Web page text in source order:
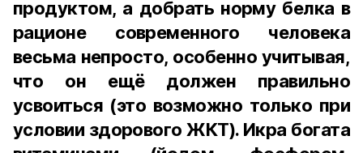
продуктом, а добрать норму белка в
рационе современного человека
весьма непросто, особенно учитывая,
что он ещё должен правильно
усвоиться (это возможно только при
условии здорового ЖКТ). Икра богата